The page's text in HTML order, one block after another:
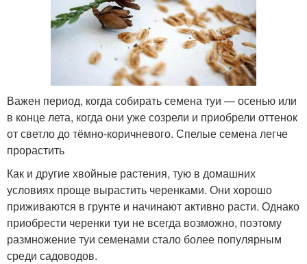
Важен период, когда собирать семена туи — осенью или
в конце лета, когда они уже созрели и приобрели оттенок
от светло до тёмно-коричневого. Спелые семена легче
прорастить
Как и другие хвойные растения, тую в домашних
условиях проще вырастить черенками. Они хорошо
приживаются в грунте и начинают активно расти. Однако
приобрести черенки туи не всегда возможно, поэтому
размножение туи семенами стало более популярным
среди садоводов.